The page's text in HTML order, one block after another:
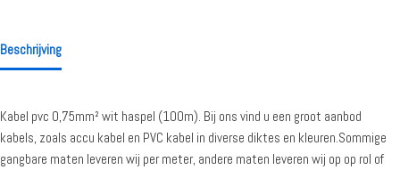
Beschrijving
Kabel pvc 0,75mm² wit haspel (100m). Bij ons vind u een groot aanbod
kabels, zoals accu kabel en PVC kabel in diverse diktes en kleuren.Sommige
gangbare maten leveren wij per meter, andere maten leveren wij op op rol of